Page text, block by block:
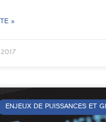
»
ENJEUX DE PUISSANCES ET